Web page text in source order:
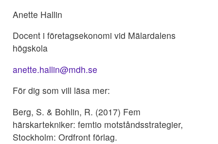
Anette Hallin
Docent i företagsekonomi vid Mälardalens
högskola
anette.hallin@mdh.se
För dig som vill läsa mer:
Berg, S. & Bohlin, R. (2017) Fem
härskartekniker: femtio motståndsstrategier,
Stockholm: Ordfront förlag.